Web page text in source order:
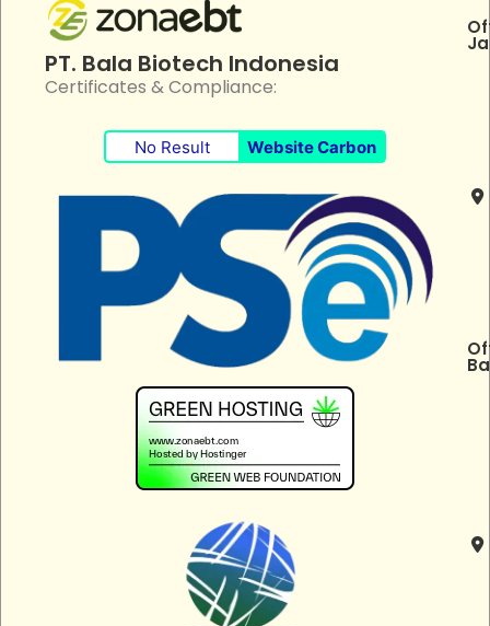
PT. Bala Biotech Indonesia
Certificates & Compliance:
No Result Website Carbon